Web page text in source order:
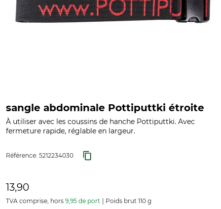
sangle abdominale Pottiputtki étroite
À utiliser avec les coussins de hanche Pottiputtki. Avec
fermeture rapide, réglable en largeur.
Référence: 5212234030
13,90
TVA comprise, hors 9,95 de port Poids brut 110 g